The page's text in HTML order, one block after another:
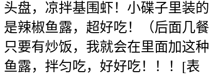
头盘，凉拌基围虾！小碟子里装的
是辣椒鱼露，超好吃！
（后面几餐
只要有炒饭，我就会在里面加这种
鱼露，拌匀吃，好好吃！！！[表